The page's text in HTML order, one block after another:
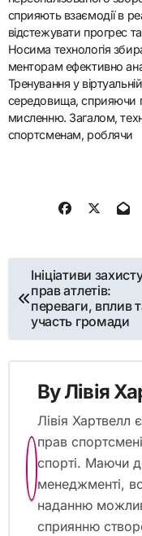
сприяють взаємодії в
відстежувати прогрес
Носима технологія
менторам ефективно
Тренування у
середовища, сприяючи
мисленню. Загалом,
спортсменам, роблячи
Post
Ініціативи
прав атлетів:
переваги, вплив
участь громади
ByЛівія
Лівія
прав
спорті. Маючи
менеджменті,
наданню
сприянню